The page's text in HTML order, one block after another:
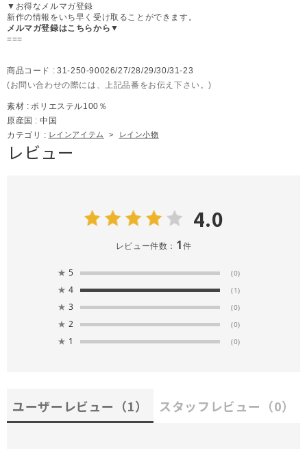
▼お得なメルマガ登録
新作の情報をいち早く受け取ることができます。
メルマガ登録はこちらから▼
===
商品コード : 31-250-90026/27/28/29/30/31-23
(お問い合わせの際には、上記品番をお伝え下さい。)
素材 : ポリエステル100％
原産国 : 中国
カテゴリ : レインアイテム > レイン小物
レビュー
4.0
レビュー件数： 1件
★ 5 (0)
★ 4 (1)
★ 3 (0)
★ 2 (0)
★ 1 (0)
ユーザーレビュー （1） スタッフレビュー （0）